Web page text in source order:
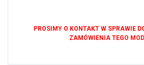
PROSIMY O KONTAKT W SPRAWIE
ZAMÓWIENIA TEGO